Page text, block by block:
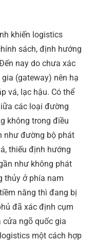
khiến logistics
sách, định hướng
nay do chưa xác
(gateway) nên hạ
vá, lạc hậu. Có thể
các loại đường
không trong điều
như đường bộ phát
thiếu định hướng
như không phát
thủy ở phía nam
năng thì đang bị
đã xác định cụm
cửa ngõ quốc gia
một cách hợp